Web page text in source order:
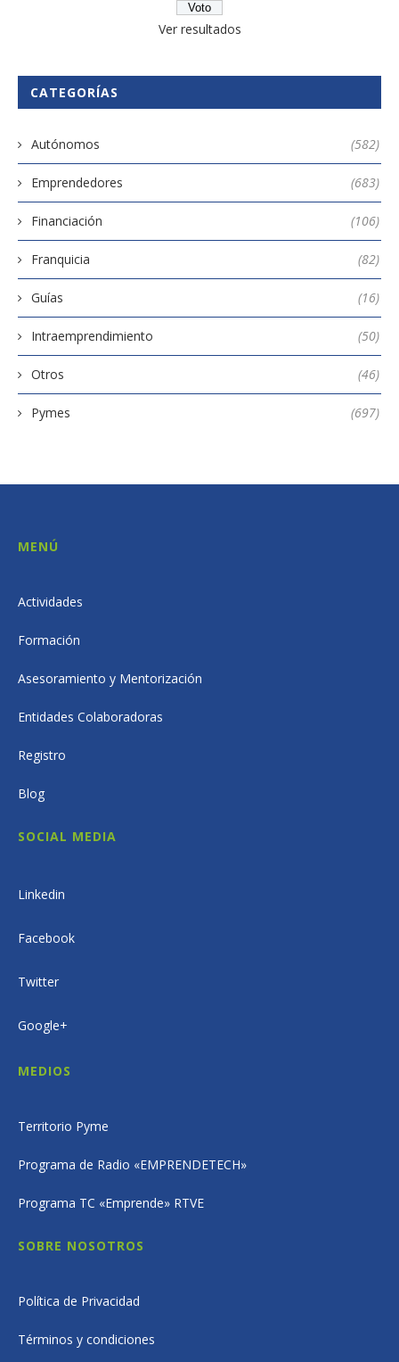
Ver resultados
CATEGORÍAS
Autónomos (582)
Emprendedores (683)
Financiación (106)
Franquicia (82)
Guías (16)
Intraemprendimiento (50)
Otros (46)
Pymes (697)
MENÚ
Actividades
Formación
Asesoramiento y Mentorización
Entidades Colaboradoras
Registro
Blog
SOCIAL MEDIA
Linkedin
Facebook
Twitter
Google+
MEDIOS
Territorio Pyme
Programa de Radio «EMPRENDETECH»
Programa TC «Emprende» RTVE
SOBRE NOSOTROS
Política de Privacidad
Términos y condiciones